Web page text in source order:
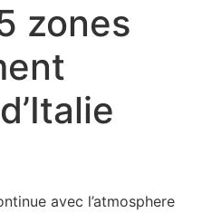
zones
avec l’atmosphere